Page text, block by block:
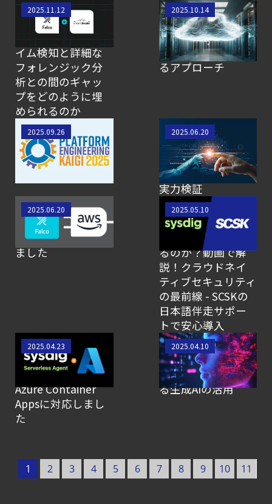
Local機能の実装ガイド
2026
年に脅威の状況を根本から変えた
4 つの側面
【ブログ】
CTEMとは何か｜
攻撃者視点でクラウドの弱点を可視化する新
【ブログ】
コンテナセキュリティとは？
クラウドネイティブ時代に必要な対策の全体像
【ブログ】
CSPMとは？
クラウド構成ミスを未然に防ぐSecurity
Managementの全体像
のための Headless
ガイド
CNAPP選定ガイド
CWPP（Cloud
Falco と
Stratoshark でオー
プンソースのランタ
イム検知と詳細な
フォレンジック分
析との間のギャッ
プをどのように埋
められるのか
2025.11.12
クラウドにおける
サーバーレスワー
クロードの保護：
Sysdig Secureによ
るアプローチ
2025.10.14
Platform
Engineering Kaigi
2025 参加レポート
2025.09.26
【SCSK技術者によ
るブログ】生成AIで
過検知対策を効率
化！Sysdig Sageの
実力検証
2025.06.20
Falco が Amazon
EKS アドオンとし
て利用可能になり
ました
2025.06.20
【SCSK技術者によ
るブログ】なぜ
今、Sysdigが選ばれ
るのか？動画で解
説！クラウドネイ
ティブセキュリティ
の最前線 - SCSKの
日本語伴走サポー
トで安心導入
2025.05.10
【SCSK技術者によ
るブログ】
Serverless Agentが
Azure Container
Appsに対応しまし
た
2025.04.23
【SCSK技術者によ
るブログ】システム
コール分析におけ
る生成AIの活用
2025.04.10
1 2 3 4 5 6 7 8 9 10 11